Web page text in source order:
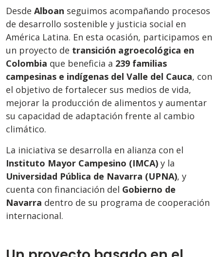
Desde Alboan seguimos acompañando procesos
de desarrollo sostenible y justicia social en
América Latina. En esta ocasión, participamos en
un proyecto de transición agroecológica en
Colombia que beneficia a 239 familias
campesinas e indígenas del Valle del Cauca, con
el objetivo de fortalecer sus medios de vida,
mejorar la producción de alimentos y aumentar
su capacidad de adaptación frente al cambio
climático.
La iniciativa se desarrolla en alianza con el
Instituto Mayor Campesino (IMCA) y la
Universidad Pública de Navarra (UPNA), y
cuenta con financiación del Gobierno de
Navarra dentro de su programa de cooperación
internacional.